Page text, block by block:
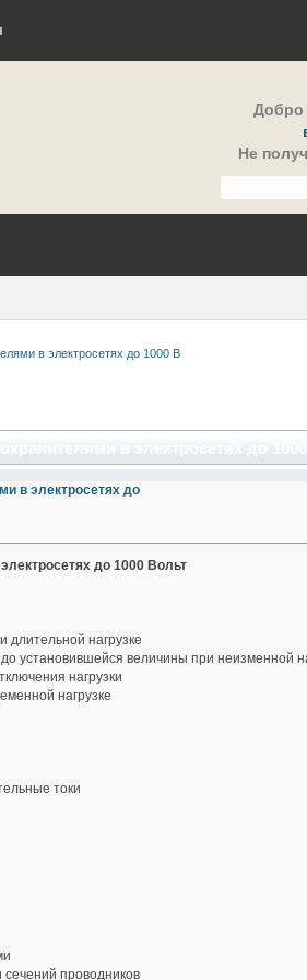
Добро
Не
в электросетях до 1000 В
в электросетях до
до 1000 Вольт
нагрузке
установившейся величины при неизменной
нагрузки
нагрузке
токи
проводников